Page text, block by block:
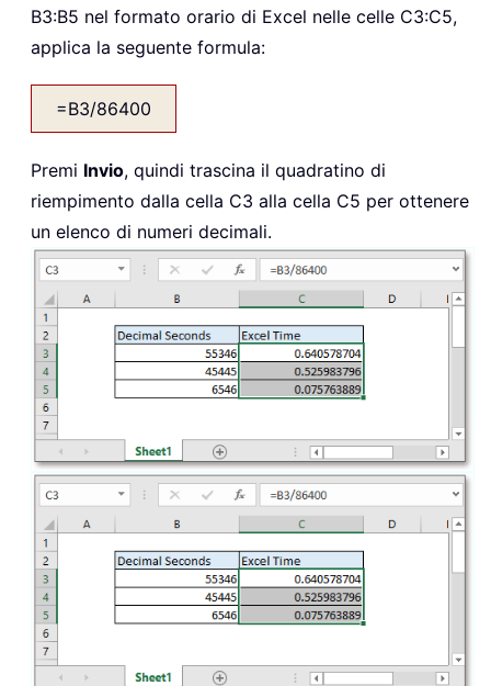
B3:B5 nel formato orario di Excel nelle celle C3:C5,
applica la seguente formula:
=B3/86400
Premi Invio, quindi trascina il quadratino di
riempimento dalla cella C3 alla cella C5 per ottenere
un elenco di numeri decimali.